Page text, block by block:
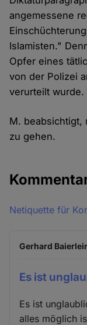
angemessene
Islamisten."
Opfer eines
von der Polizei
verurteilt wurde.
M. beabsichtigt,
zu gehen.
Netiquette für
Gerhard
Es ist
Es ist
alles möglich